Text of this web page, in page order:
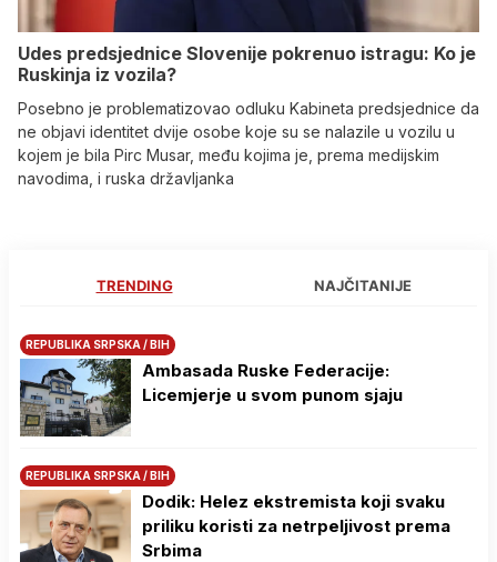
Udes predsjednice Slovenije pokrenuo istragu: Ko je
Ruskinja iz vozila?
Posebno je problematizovao odluku Kabineta predsjednice da
ne objavi identitet dvije osobe koje su se nalazile u vozilu u
kojem je bila Pirc Musar, među kojima je, prema medijskim
navodima, i ruska državljanka
TRENDING NAJČITANIJE
REPUBLIKA SRPSKA / BIH
Ambasada Ruske Federacije:
Licemjerje u svom punom sjaju
REPUBLIKA SRPSKA / BIH
Dodik: Helez ekstremista koji svaku
priliku koristi za netrpeljivost prema
Srbima